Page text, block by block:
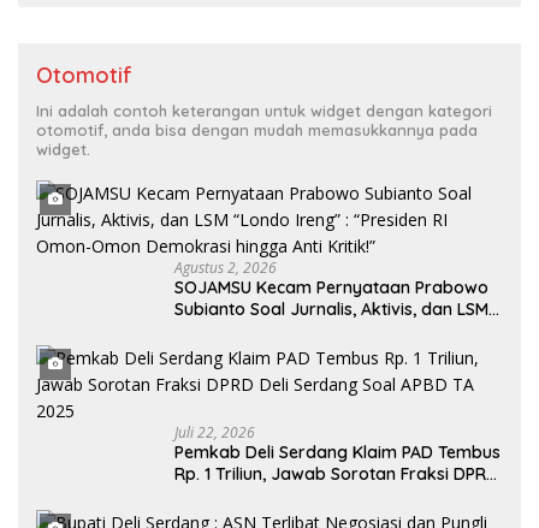
Otomotif
Ini adalah contoh keterangan untuk widget dengan kategori
otomotif, anda bisa dengan mudah memasukkannya pada
widget.
Agustus 2, 2026
SOJAMSU Kecam Pernyataan Prabowo
Subianto Soal Jurnalis, Aktivis, dan LSM
Omon Demokrasi hingga Anti Kritik!”
Juli 22, 2026
Pemkab Deli Serdang Klaim PAD Tembus
Rp. 1 Triliun, Jawab Sorotan Fraksi DPRD